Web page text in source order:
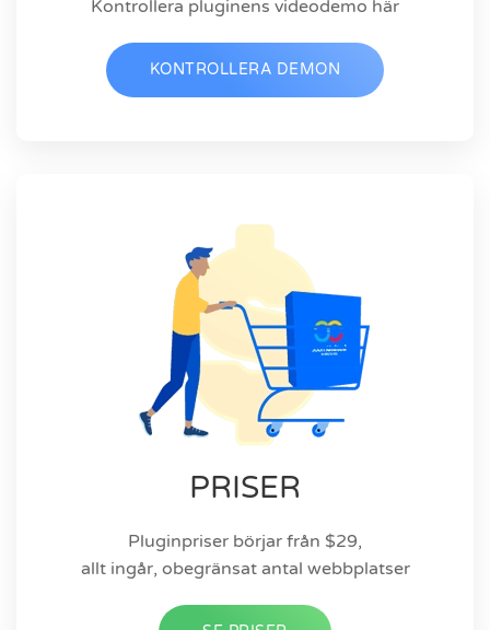
Kontrollera pluginens videodemo här
KONTROLLERA DEMON
PRISER
Pluginpriser börjar från $29,
allt ingår, obegränsat antal webbplatser